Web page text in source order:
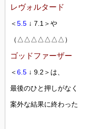
レヴォルタード
＜5.5 ↓ 7.1＞や
（△△△△△△△）
ゴッドファーザー
＜6.5 ↓ 9.2＞は、
最後のひと押しがなく
案外な結果に終わった